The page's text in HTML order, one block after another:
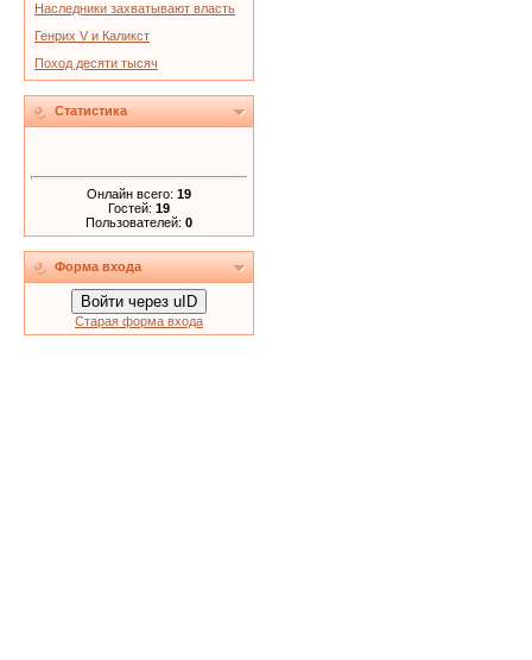
Наследники захватывают власть
Генрих V и Каликст
Поход десяти тысяч
Статистика
Онлайн всего: 19
Гостей: 19
Пользователей: 0
Форма входа
Войти через uID
Старая форма входа